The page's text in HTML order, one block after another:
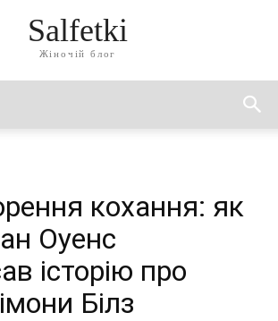
Salfetki
Жіночій блог
кохання: як
Оуенс
історію про
Білз